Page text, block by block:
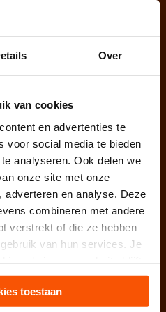
Over
van cookies
en advertenties te
voor social media te bieden
analyseren. Ook delen we
onze site met onze
adverteren en analyse. Deze
combineren met andere
verstrekt of die ze hebben
van hun services. Je
toestaan